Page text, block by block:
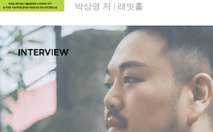
박상영 저 래빗홀